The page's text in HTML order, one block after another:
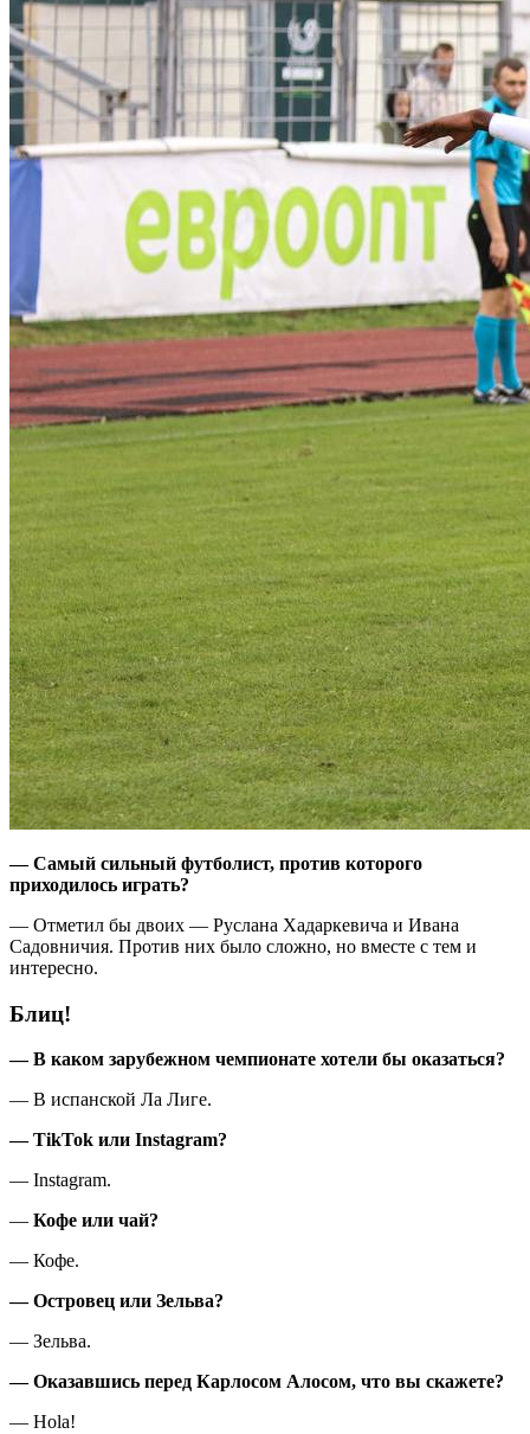
— Самый сильный футболист, против которого
приходилось играть?
— Отметил бы двоих — Руслана Хадаркевича и Ивана
Садовничия. Против них было сложно, но вместе с тем и
интересно.
Блиц!
— В каком зарубежном чемпионате хотели бы оказаться?
— В испанской Ла Лиге.
— TikTok или Instagram?
— Instagram.
— Кофе или чай?
— Кофе.
—Островец или Зельва?
— Зельва.
—Оказавшись перед Карлосом Алосом, что вы скажете?
— Hola!